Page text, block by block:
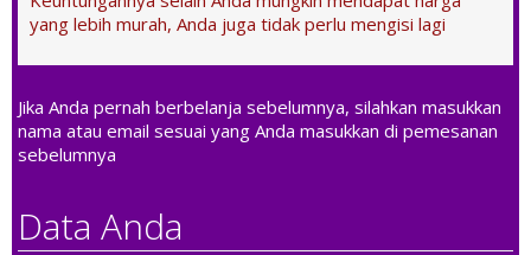
yang lebih murah, Anda juga tidak perlu mengisi lagi
Jika Anda pernah berbelanja sebelumnya, silahkan masukkan
nama atau email sesuai yang Anda masukkan di pemesanan
sebelumnya
Data Anda